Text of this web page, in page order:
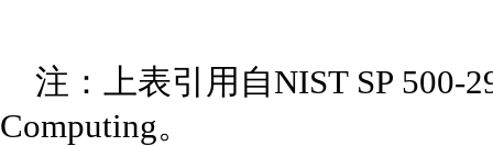
注：上表引用自NIST SP 500-
Computing。